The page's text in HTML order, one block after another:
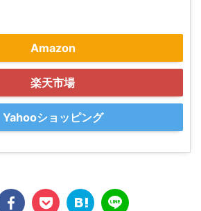
Amazon
楽天市場
Yahooショッピング